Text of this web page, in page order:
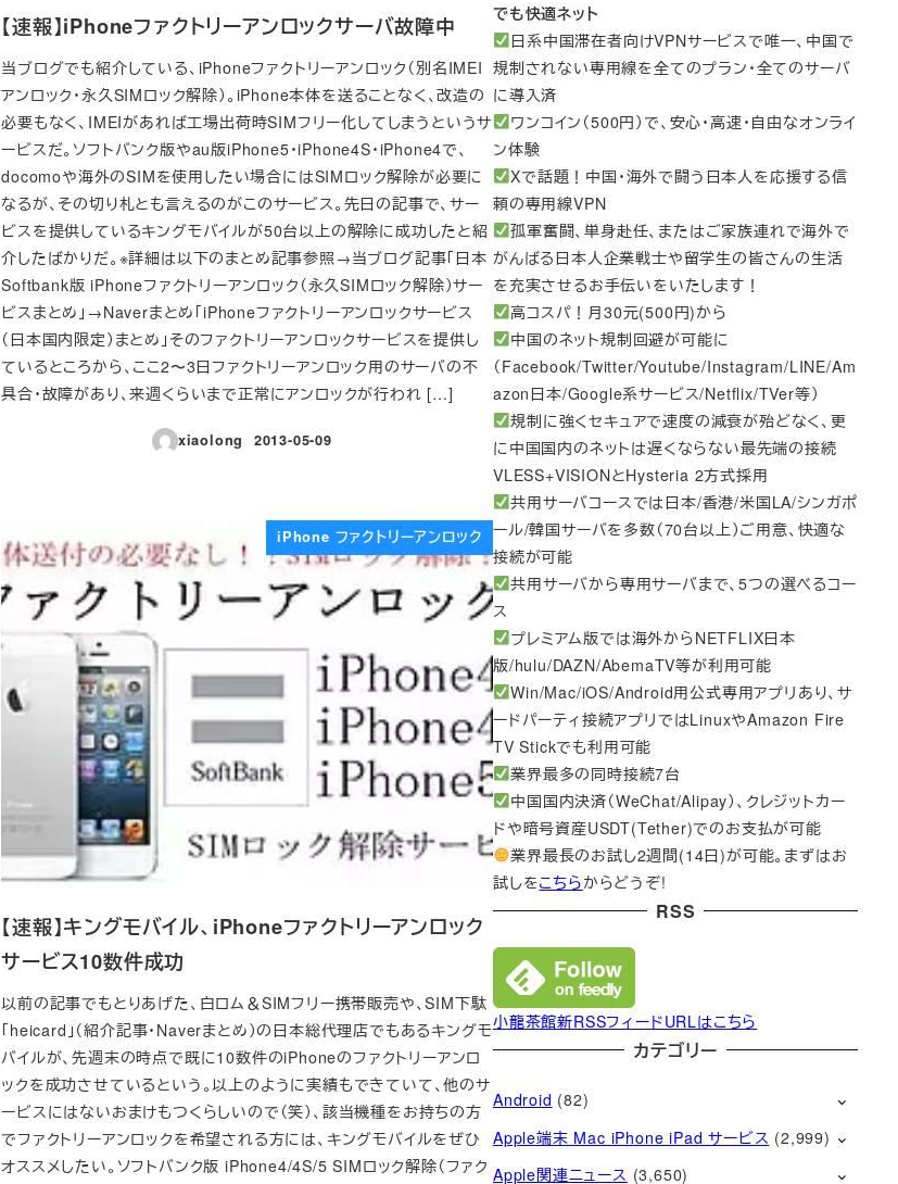
【速報】iPhoneファクトリーアンロックサーバ故障中
当ブログでも紹介している、iPhoneファクトリーアンロック（別名IMEI
アンロック・永久SIMロック解除）。iPhone本体を送ることなく、改造の
必要もなく、IMEIがあれば工場出荷時SIMフリー化してしまうというサ
ービスだ。ソフトバンク版やau版iPhone5・iPhone4S・iPhone4で、
docomoや海外のSIMを使用したい場合にはSIMロック解除が必要に
なるが、その切り札とも言えるのがこのサービス。先日の記事で、サー
ビスを提供しているキングモバイルが50台以上の解除に成功したと紹
介したばかりだ。※詳細は以下のまとめ記事参照→当ブログ記事「日本
Softbank版 iPhoneファクトリーアンロック（永久SIMロック解除）サー
ビスまとめ」→Naverまとめ「iPhoneファクトリーアンロックサービス
（日本国内限定）まとめ」そのファクトリーアンロックサービスを提供し
ているところから、ここ2〜3日ファクトリーアンロック用のサーバの不
具合・故障があり、来週くらいまで正常にアンロックが行われ […]
xiaolong
投稿日
2013-05-09
iPhone ファクトリーアンロック
【速報】キングモバイル、iPhoneファクトリーアンロック
サービス10数件成功
以前の記事でもとりあげた、白ロム＆SIMフリー携帯販売や、SIM下駄
「heicard」（紹介記事・Naverまとめ）の日本総代理店でもあるキングモ
バイルが、先週末の時点で既に10数件のiPhoneのファクトリーアンロ
ックを成功させているという。以上のように実績もできていて、他のサ
ービスにはないおまけもつくらしいので（笑）、該当機種をお持ちの方
でファクトリーアンロックを希望される方には、キングモバイルをぜひ
オススメしたい。ソフトバンク版 iPhone4/4S/5 SIMロック解除（ファク
でも快適ネット
日系中国滞在者向けVPNサービスで唯一、中国で
規制されない専用線を全てのプラン・全てのサーバ
に導入済
ワンコイン（500円）で、安心・高速・自由なオンライ
ン体験
Xで話題！中国・海外で闘う日本人を応援する信
頼の専用線VPN
孤軍奮闘、単身赴任、またはご家族連れで海外で
がんばる日本人企業戦士や留学生の皆さんの生活
を充実させるお手伝いをいたします！
高コスパ！月30元(500円)から
中国のネット規制回避が可能に
（Facebook/Twitter/Youtube/Instagram/LINE/Am
azon日本/Google系サービス/Netflix/TVer等）
規制に強くセキュアで速度の減衰が殆どなく、更
に中国国内のネットは遅くならない最先端の接続
VLESS+VISIONとHysteria 2方式採用
共用サーバコースでは日本/香港/米国LA/シンガポ
ール/韓国サーバを多数（70台以上）ご用意、快適な
接続が可能
共用サーバから専用サーバまで、5つの選べるコー
ス
プレミアム版では海外からNETFLIX日本
版/hulu/DAZN/AbemaTV等が利用可能
Win/Mac/iOS/Android用公式専用アプリあり、サ
ードパーティ接続アプリではLinuxやAmazon Fire
TV Stickでも利用可能
業界最多の同時接続7台
中国国内決済（WeChat/Alipay）、クレジットカー
ドや暗号資産USDT(Tether)でのお支払が可能
業界最長のお試し2週間(14日)が可能。まずはお
試しをこちらからどうぞ!
RSS
小龍茶館新RSSフィードURLはこちら
カテゴリー
Android (82)
Apple端末 Mac iPhone iPad サービス (2,999)
Apple関連ニュース (3,650)